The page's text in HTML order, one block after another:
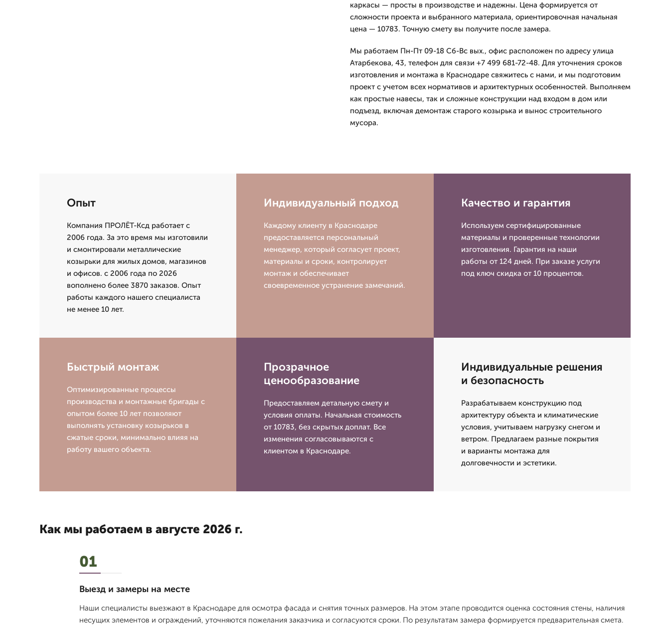
каркасы — просты в производстве и надежны. Цена формируется от
сложности проекта и выбранного материала, ориентировочная начальная
цена — 10783. Точную смету вы получите после замера.
Мы работаем Пн-Пт 09-18 Сб-Вс вых., офис расположен по адресу улица
Атарбекова, 43, телефон для связи +7 499 681-72-48. Для уточнения сроков
изготовления и монтажа в Краснодаре свяжитесь с нами, и мы подготовим
проект с учетом всех нормативов и архитектурных особенностей. Выполняем
как простые навесы, так и сложные конструкции над входом в дом или
подъезд, включая демонтаж старого козырька и вынос строительного
мусора.
Опыт
Компания ПРОЛЁТ-Ксд работает с
2006 года. За это время мы изготовили
и смонтировали металлические
козырьки для жилых домов, магазинов
и офисов. с 2006 года по 2026
вополнено более 3870 заказов. Опыт
работы каждого нашего специалиста
не менее 10 лет.
Индивидуальный подход
Каждому клиенту в Краснодаре
предоставляется персональный
менеджер, который согласует проект,
материалы и сроки, контролирует
монтаж и обеспечивает
своевременное устранение замечаний.
Качество и гарантия
Используем сертифицированные
материалы и проверенные технологии
изготовления. Гарантия на наши
работы от 124 дней. При заказе услуги
под ключ скидка от 10 процентов.
Быстрый монтаж
Оптимизированные процессы
производства и монтажные бригады с
опытом более 10 лет позволяют
выполнять установку козырьков в
сжатые сроки, минимально влияя на
работу вашего объекта.
Прозрачное
ценообразование
Предоставляем детальную смету и
условия оплаты. Начальная стоимость
от 10783, без скрытых доплат. Все
изменения согласовываются с
клиентом в Краснодаре.
Индивидуальные решения
и безопасность
Разрабатываем конструкцию под
архитектуру объекта и климатические
условия, учитываем нагрузку снегом и
ветром. Предлагаем разные покрытия
и варианты монтажа для
долговечности и эстетики.
Как мы работаем в августе 2026 г.
01
Выезд и замеры на месте
Наши специалисты выезжают в Краснодаре для осмотра фасада и снятия точных размеров. На этом этапе проводится оценка состояния стены, наличия
несущих элементов и ограждений, уточняются пожелания заказчика и согласуются сроки. По результатам замера формируется предварительная смета.